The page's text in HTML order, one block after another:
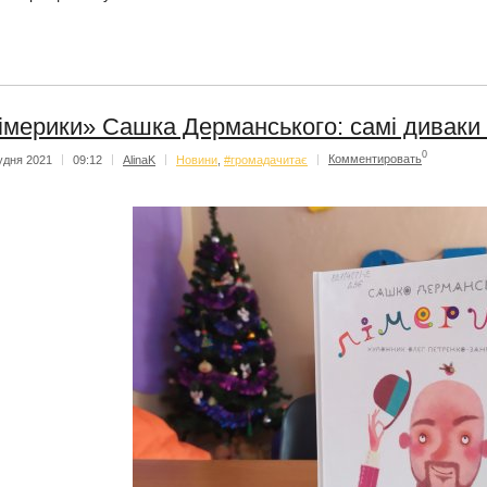
Сашка Дерманського: самі диваки
2021 09:12 AlinaK Новини #громадачитає Комментировать0